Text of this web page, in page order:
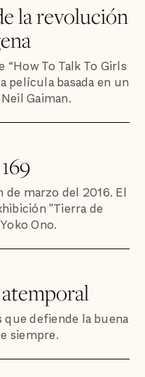
la revolución
To Talk To Girls
película basada en un
Gaiman.
marzo del 2016. El
"Tierra de
Ono.
que defiende la buena
siempre.